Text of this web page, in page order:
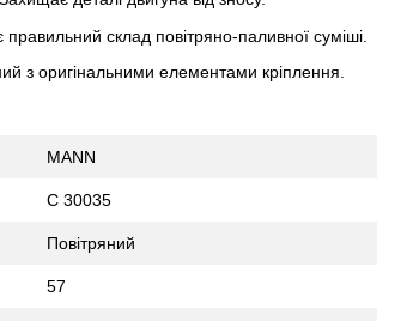
правильний склад повітряно-паливної суміші.
з оригінальними елементами кріплення.
MANN
C 30035
Повітряний
57